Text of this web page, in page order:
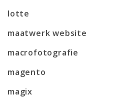
lotte
maatwerk website
macrofotografie
magento
magix